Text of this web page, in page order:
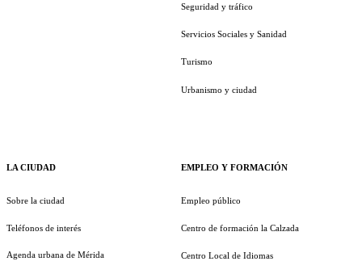
LA CIUDAD
Sobre la ciudad
Teléfonos de interés
Agenda urbana de Mérida
Seguridad y tráfico
Servicios Sociales y Sanidad
Turismo
Urbanismo y ciudad
EMPLEO Y FORMACIÓN
Empleo público
Centro de formación la Calzada
Centro Local de Idiomas